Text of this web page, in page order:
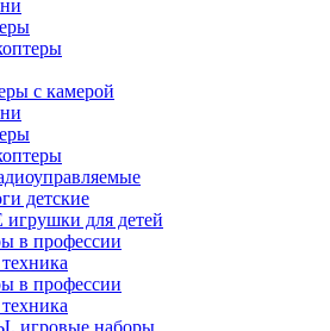
с камерой
детские
для детей
в профессии
в профессии
наборы